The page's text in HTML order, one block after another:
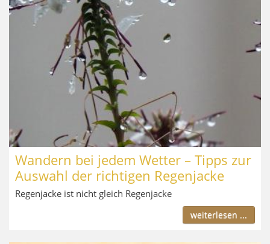
Wandern bei jedem Wetter – Tipps zur
Auswahl der richtigen Regenjacke
Regenjacke ist nicht gleich Regenjacke
weiterlesen ...